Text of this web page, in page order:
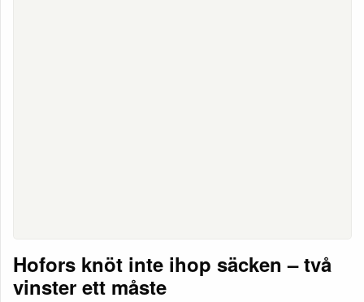
Hofors knöt inte ihop säcken – två
vinster ett måste